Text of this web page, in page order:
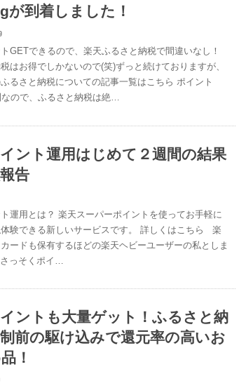
が到着しました！
GETできるので、楽天ふるさと納税で間違いなし！
はお得でしかないので(笑)ずっと続けておりますが、
るさと納税についての記事一覧はこちら ポイント
ので、ふるさと納税は絶…
ント運用はじめて２週間の結果
告
運用とは？ 楽天スーパーポイントを使ってお手軽に
験できる新しいサービスです。 詳しくはこちら 楽
ードも保有するほどの楽天ヘビーユーザーの私としま
っそくポイ…
ントも大量ゲット！ふるさと納
前の駆け込みで還元率の高いお
！